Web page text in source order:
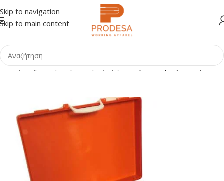
Skip to navigation
Skip to main content
Shop Σήμανση - Εξοπλισμός Έργων Εξοπλισμός Α Βοηθειών